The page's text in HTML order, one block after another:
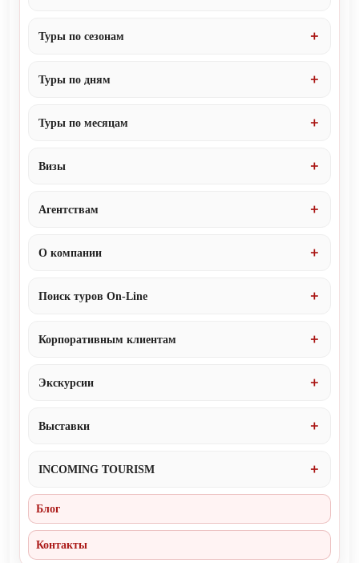
Туры по сезонам
Туры по дням
Туры по месяцам
Визы
Агентствам
О компании
Поиск туров On-Line
Корпоративным клиентам
Экскурсии
Выставки
INCOMING TOURISM
Блог
Контакты